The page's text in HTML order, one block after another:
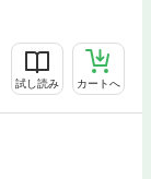
試し読み カートへ